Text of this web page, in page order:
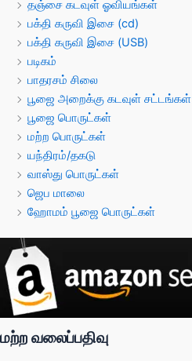
தஞ்சை கடவுள் ஓவியங்கள்
பக்தி கருவி இசை (cd)
பக்தி கருவி இசை (USB)
படிகம்
பாதரசம் சிலை
பூஜை அறைக்கு கடவுள் சட்டங்கள்
பூஜை பொருட்கள்
மற்ற பொருட்கள்
யந்திரம்/தகடு
வாஸ்து பொருட்கள்
ஜெப மாலை
ஹோமம் பூஜை பொருட்கள்
மற்ற வலைப்பதிவு